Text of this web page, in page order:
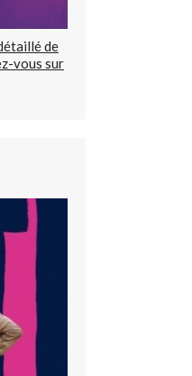
de
vous sur